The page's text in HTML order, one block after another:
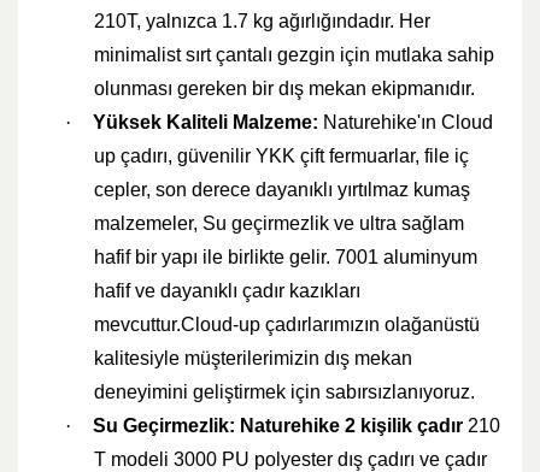
210T, yalnızca 1.7 kg ağırlığındadır. Her
minimalist sırt çantalı gezgin için mutlaka sahip
olunması gereken bir dış mekan ekipmanıdır.
·
Yüksek Kaliteli Malzeme: Naturehike'ın Cloud
up çadırı, güvenilir YKK çift fermuarlar, file iç
cepler, son derece dayanıklı yırtılmaz kumaş
malzemeler, Su geçirmezlik ve ultra sağlam
hafif bir yapı ile birlikte gelir. 7001 aluminyum
hafif ve dayanıklı çadır kazıkları
mevcuttur.Cloud-up çadırlarımızın olağanüstü
kalitesiyle müşterilerimizin dış mekan
deneyimini geliştirmek için sabırsızlanıyoruz.
·
Su Geçirmezlik: Naturehike 2 kişilik çadır 210
T modeli 3000 PU polyester dış çadırı ve çadır